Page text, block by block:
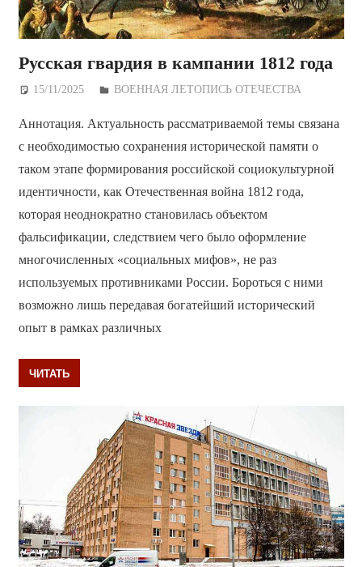
Русская гвардия в кампании 1812 года
15/11/2025 Дежурный по Редакции
ВОЕННАЯ ЛЕТОПИСЬ ОТЕЧЕСТВА
Аннотация. Актуальность рассматриваемой темы связана
с необходимостью сохранения исторической памяти о
таком этапе формирования российской социокультурной
идентичности, как Отечественная война 1812 года,
которая неоднократно становилась объектом
фальсификации, следствием чего было оформление
многочисленных «социальных мифов», не раз
используемых противниками России. Бороться с ними
возможно лишь передавая богатейший исторический
опыт в рамках различных
ЧИТАТЬ